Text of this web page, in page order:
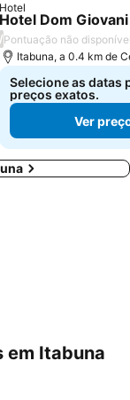
Hotel
Hotel Dom Giovani
/Pontuação não
Itabuna, a 0.4 km de
Selecione as datas
preços exatos.
Ver
em Itabuna